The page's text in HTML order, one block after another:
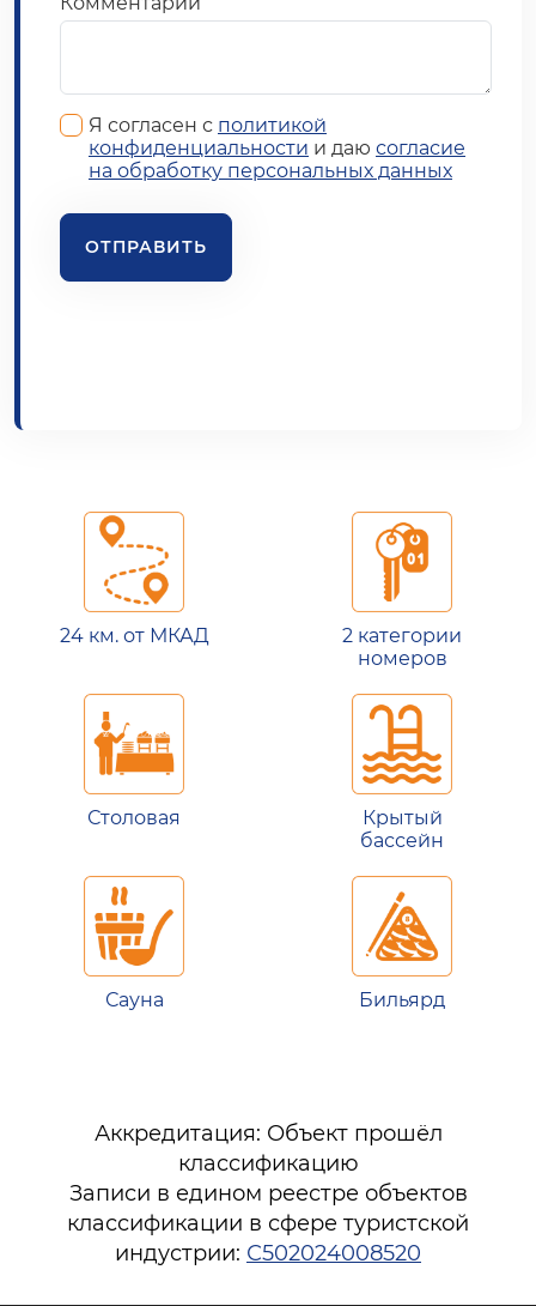
Я согласен с политикой
конфиденциальности и даю согласие
на обработку персональных данных
ОТПРАВИТЬ
24 км. от МКАД
2 категории
номеров
Столовая
Крытый
бассейн
Сауна Бильярд
Аккредитация: Объект прошёл
классификацию
Записи в едином реестре объектов
классификации в сфере туристской
индустрии: С502024008520